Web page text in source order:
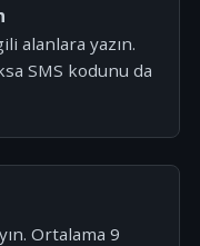
alanlara yazın.
SMS kodunu da
Ortalama 9